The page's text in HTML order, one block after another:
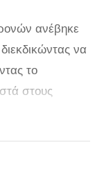
ανέβηκε
να
το
στους
αυτό που θα